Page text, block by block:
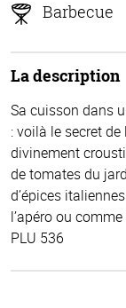
Barbecue
La description
Sa cuisson dans
: voilà le secret
divinement
de tomates du
d’épices
l’apéro ou
PLU 536